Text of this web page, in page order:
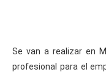
Se van a realizar en
profesional para el